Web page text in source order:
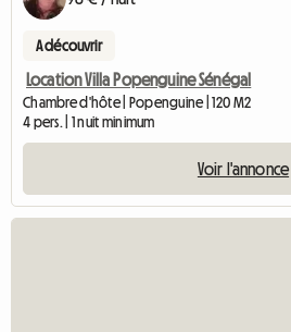
A découvrir
Location Villa Popenguine Sénégal
Chambre d'hôte | Popenguine | 120 M2
4 pers. | 1 nuit minimum
Voir l'annonce